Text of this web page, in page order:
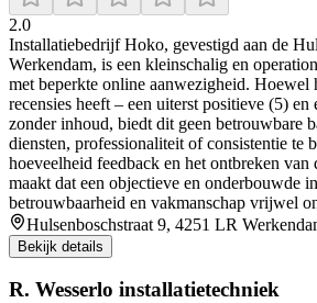
2.0
Installatiebedrijf Hoko, gevestigd aan de
Werkendam, is een kleinschalig en
met beperkte online aanwezigheid. Hoewel
recensies heeft – een uiterst positieve (5) en
zonder inhoud, biedt dit geen betrouwbare
diensten, professionaliteit of consistentie te
hoeveelheid feedback en het ontbreken
maakt dat een objectieve en onderbouwde
betrouwbaarheid en vakmanschap vrijwel
Hulsenboschstraat 9, 4251 LR
Bekijk details
R. Wesserlo installatietechniek